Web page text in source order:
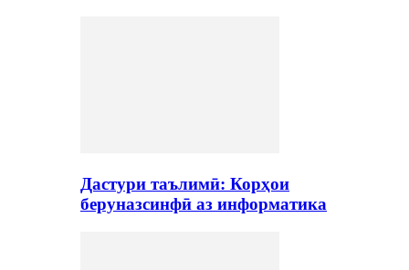
Дастури таълимӣ: Корҳои
беруназсинфӣ аз информатика